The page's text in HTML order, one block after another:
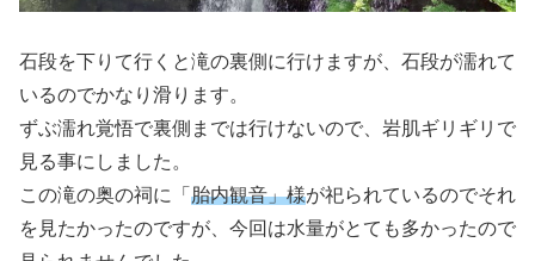
石段を下りて行くと滝の裏側に行けますが、石段が濡れて
いるのでかなり滑ります。
ずぶ濡れ覚悟で裏側までは行けないので、岩肌ギリギリで
見る事にしました。
この滝の奥の祠に「 胎内観音」様が祀られているのでそれ
を見たかったのですが、今回は水量がとても多かったので